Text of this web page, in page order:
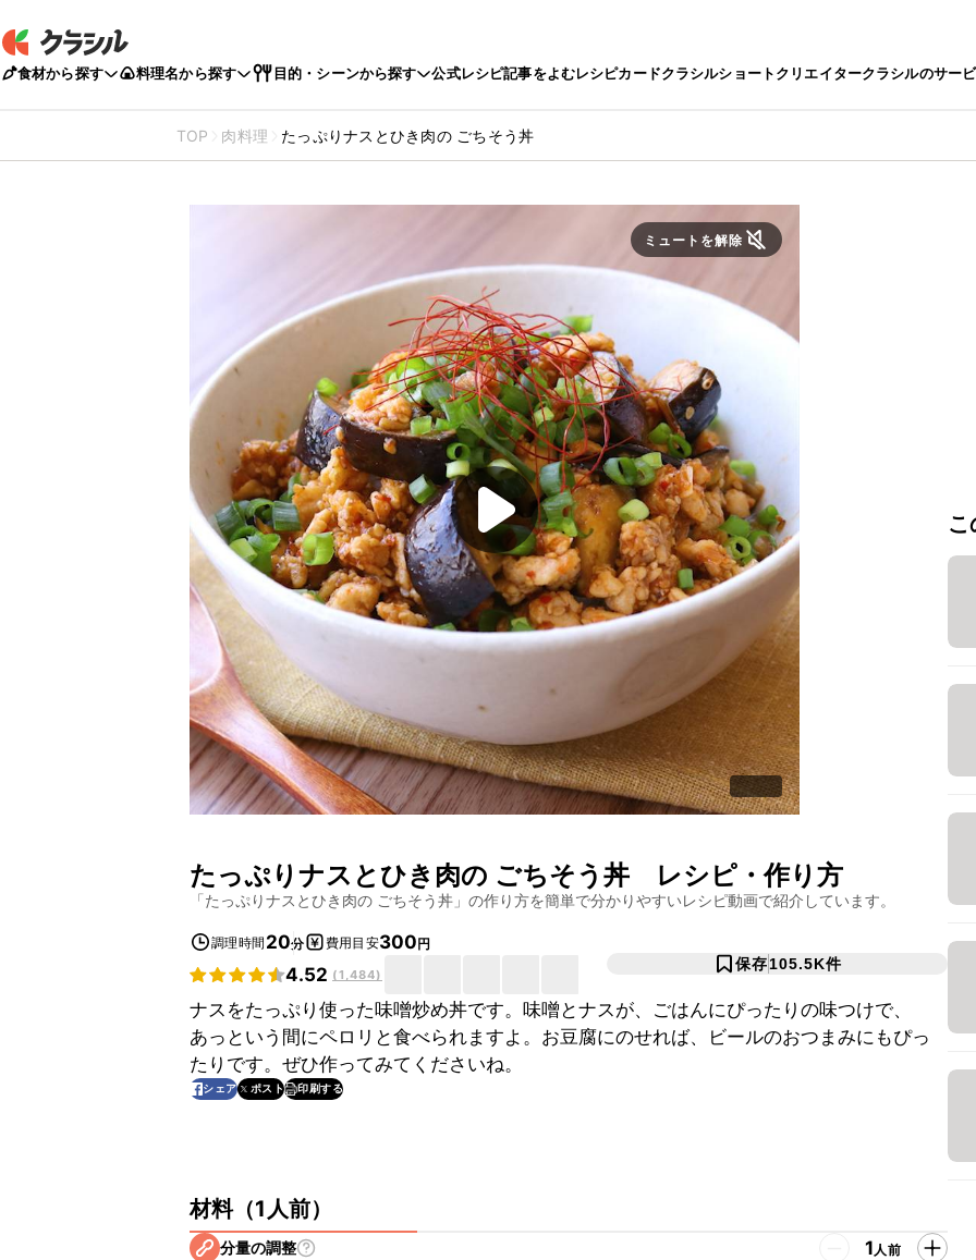
食材から探す 料理名から探す 目的・シーンから探す 公式レシピ記事をよむレシピカードクラシルショートクリエイタークラシルのサー
TOP 肉料理 たっぷりナスとひき肉の ごちそう丼
ミュートを解除
たっぷりナスとひき肉の ごちそう丼 レシピ・作り方
「たっぷりナスとひき肉の ごちそう丼 」の作り方を簡単で分かりやすいレシピ動画で紹介しています。
調理時間 20分 費用目安300円
4.52 (1,484)
保存105.5K件
ナスをたっぷり使った味噌炒め丼です。味噌とナスが、ごはんにぴったりの味つけで、
あっという間にペロリと食べられますよ。お豆腐にのせれば、ビールのおつまみにもぴっ
たりです。ぜひ作ってみてくださいね。
シェア ポスト 印刷する
材料（1人前）
分量の調整 1人前